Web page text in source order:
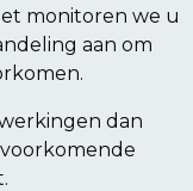
monitoren we u
aan om
dan